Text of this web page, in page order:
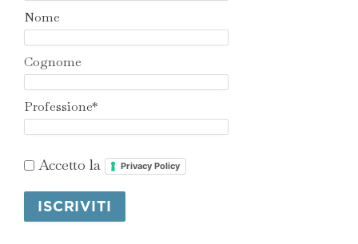
Nome
Cognome
Professione*
Accetto la Privacy Policy